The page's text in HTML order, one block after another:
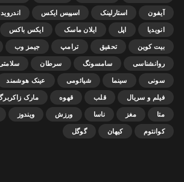
آیفون استارلینک اسپیس ایکس اندروید
انویدیا اپل ایلان ماسک ایکس باکس
بیت کوین تحقیق ترامپ جیمز وب
روانشناسی سامسونگ سرطان
سونی سینما شیائومی عینک هوشمند
فیلم و سریال قلب قهوه مارک
متا مغز ناسا ورزش ویندوز
کوانتوم کیهان گوگل